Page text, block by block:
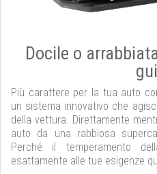
Docile o
Più carattere per la tua auto
un sistema innovativo che
della vettura. Direttamente
auto da una rabbiosa
Perché il temperamento
esattamente alle tue esigenze